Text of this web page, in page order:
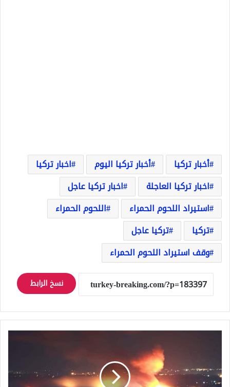
أخبار تركيا أخبار تركيا اليوم
اخبار تركيا
اخبار تركيا العاجلة
اخبار تركيا عاجل
استيراد اللحوم الحمراء
اللحوم الحمراء
تركيا
تركيا عاجل
وقف استيراد اللحوم الحمراء
نسخ الرابط
جبلة
السورية؟